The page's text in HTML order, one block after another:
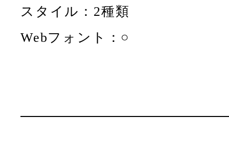
スタイル：2種類
Webフォント：○